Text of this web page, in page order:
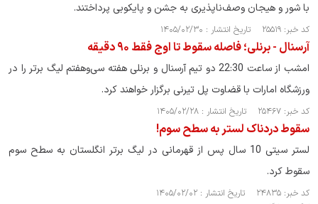
با شور و هیجان وصف‌ناپذیری به جشن و پایکوبی پرداختند.
کد خبر: ۲۵۵۱۹ تاریخ انتشار : ۱۴۰۵/۰۲/۳۰
آرسنال - برنلی؛ فاصله سقوط تا اوج فقط ۹۰ دقیقه
امشب از ساعت 22:30 دو تیم آرسنال و برنلی هفته سی‌وهفتم لیگ برتر را در
ورزشگاه امارات با قضاوت پل تیرنی برگزار خواهند کرد.
کد خبر: ۲۵۴۶۷ تاریخ انتشار : ۱۴۰۵/۰۲/۲۸
سقوط دردناک لستر به سطح سوم!
لستر سیتی 10 سال پس از قهرمانی در لیگ برتر انگلستان به سطح سوم
سقوط کرد.
کد خبر: ۲۴۸۳۵ تاریخ انتشار : ۱۴۰۵/۰۲/۰۲